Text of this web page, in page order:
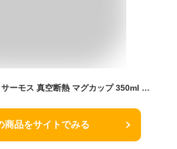
名入れ マグカップ 《 サーモス 真空断熱 マグカップ 350ml 蓋付き フタ付き 》 JDG-352C THERMOS コーヒー 紅茶 お誕生日 還暦祝い プレゼント 即日発送 女性 男性 実用的 2025
商品をサイトでみる